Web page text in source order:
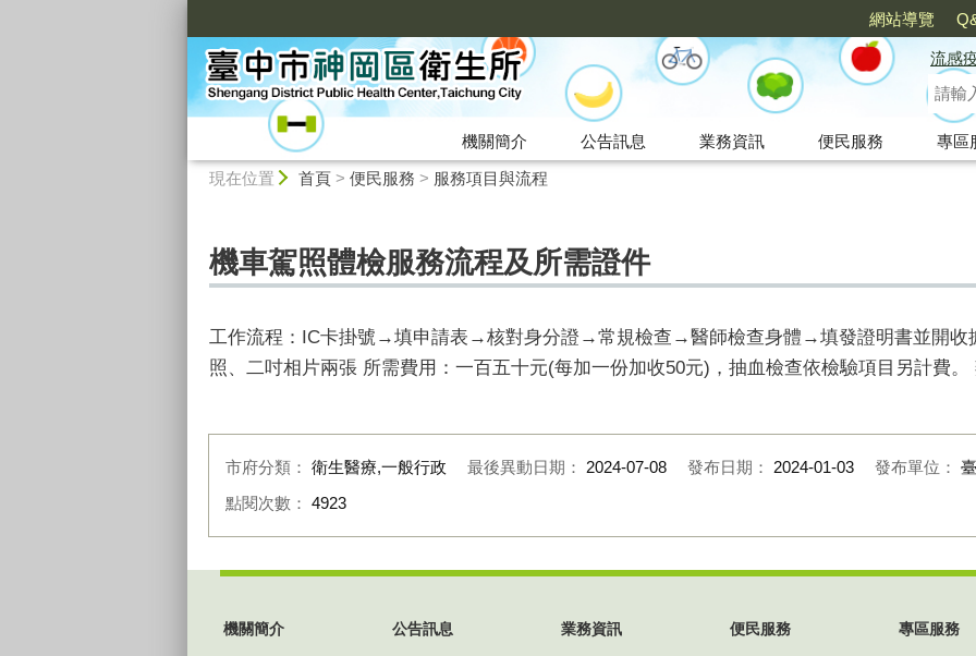
網站導覽
流感
機關簡介 公告訊息 業務資訊 便民服務
專區
現在位置 首頁> 便民服務 > 服務項目與流程
機車駕照體檢服務流程及所需證件
工作流程：IC卡掛號→填申請表→核對身分證→常規檢查→醫師檢查身體→填發證明書並開收
照、二吋相片兩張 所需費用：一百五十元(每加一份加收50元)，抽血檢查依檢驗項目另計費
市府分類： 衛生醫療,一般行政 最後異動日期： 2024-07-08 發布日期： 2024-01-03 發布單位：
點閱次數： 4923
機關簡介 公告訊息 業務資訊 便民服務 專區服務